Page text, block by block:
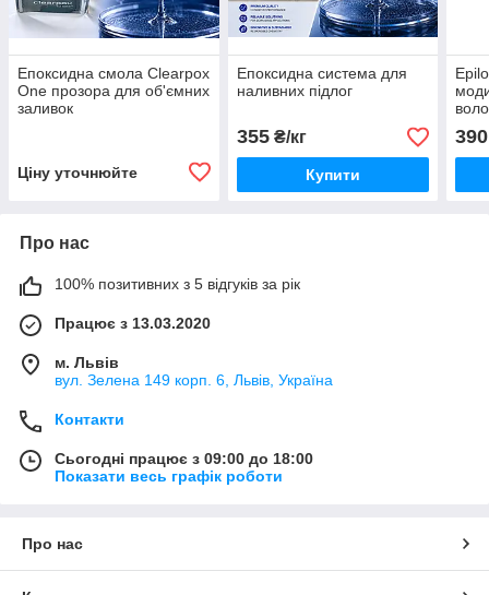
Епоксидна смола Clearpox
One прозора для об'ємних
заливок
Ціну уточнюйте
Епоксидна система для
наливних підлог
355₴/кг
Купити
390
Про нас
100% позитивних з 5 відгуків за рік
Працює з 13.03.2020
м. Львів
вул. Зелена 149 корп. 6, Львів, Україна
Контакти
Сьогодні працює з 09:00 до 18:00
Показати весь графік роботи
Про нас